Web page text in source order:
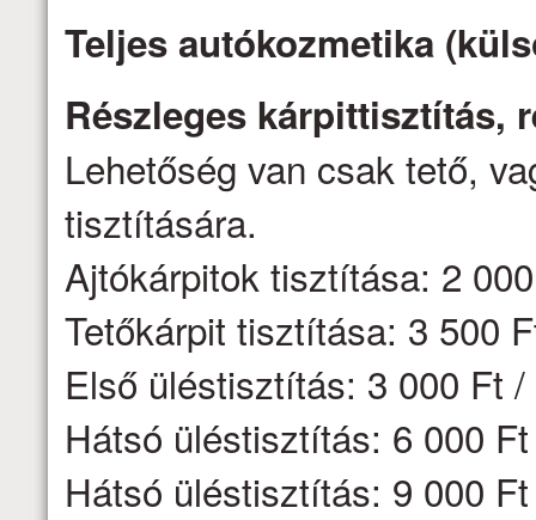
Teljes autókozmetika
Részleges kárpittisztítás,
Lehetőség van csak tető,
tisztítására.
Ajtókárpitok tisztítása: 2
Tetőkárpit tisztítása: 3 500
Első üléstisztítás: 3 000 Ft
Hátsó üléstisztítás: 6 000
Hátsó üléstisztítás: 9 000